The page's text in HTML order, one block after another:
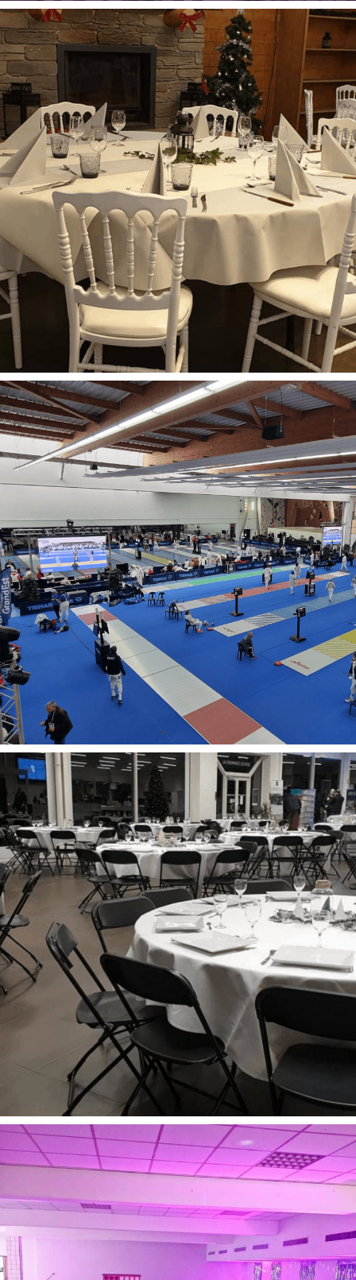
ConférenceEvénement entreprises Tout
Conférence d’entreprise
DécorationEvénement entreprisesRepasTout
Repas d’entreprise au Snowhall Amnéville
Evénement entreprisesRepasTout
Evénement d’entreprise
Evénement entreprisesRepasTout
Repas d’entreprises